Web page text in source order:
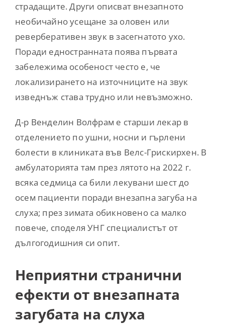
страдащите. Други описват внезапното
необичайно усещане за оловен или
реверберативен звук в засегнатото ухо.
Поради едностранната поява първата
забележима особеност често е, че
локализирането на източниците на звук
изведнъж става трудно или невъзможно.
Д-р Венделин Волфрам е старши лекар в
отделението по ушни, носни и гърлени
болести в клиниката във Велс-Грискирхен. В
амбулаторията там през лятото на 2022 г.
всяка седмица са били лекувани шест до
осем пациенти поради внезапна загуба на
слуха; през зимата обикновено са малко
повече, споделя УНГ специалистът от
дългогодишния си опит.
Неприятни странични
ефекти от внезапната
загубата на слуха